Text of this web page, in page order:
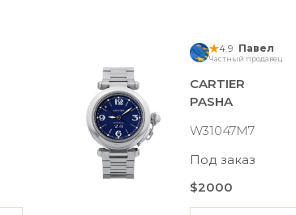
4.9 Павел
Частный продавец
CARTIER
PASHA
W31047M7
Под заказ
$2000